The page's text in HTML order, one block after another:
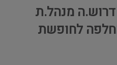
מנהל.ת
לחופשת